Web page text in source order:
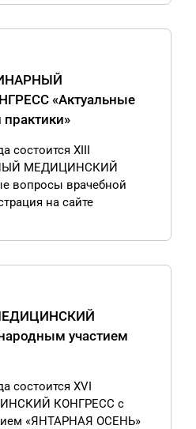
«Актуальные
состоится ХIII
МЕДИЦИНСКИЙ
вопросы врачебной
на сайте
участием
состоится XVI
КОНГРЕСС с
«ЯНТАРНАЯ ОСЕНЬ»